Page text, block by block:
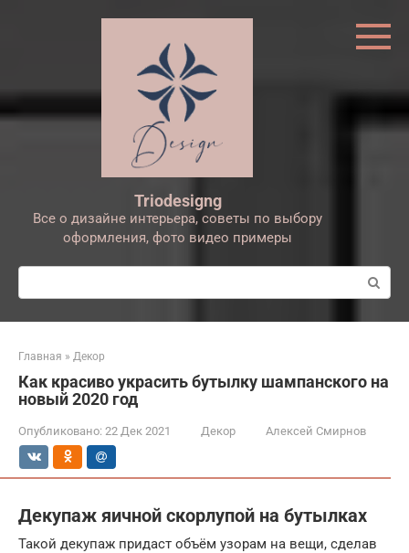
Triodesigng
Все о дизайне интерьера, советы по выбору
оформления, фото видео примеры
Поиск:
Главная » Декор
Как красиво украсить бутылку шампанского на
новый 2020 год
Опубликовано: 22 Дек 2021 Декор Алексей Смирнов
Декупаж яичной скорлупой на бутылках
Такой декупаж придаст объём узорам на вещи, сделав